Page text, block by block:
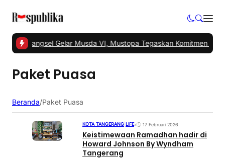
PKS Tangsel Gelar Musda VI, Mustopa Tegaskan Komitmen
Paket Puasa
Beranda/Paket Puasa
KOTA TANGERANG LIFE• 17 Februari 2026
Keistimewaan Ramadhan hadir di
Howard Johnson By Wyndham
Tangerang